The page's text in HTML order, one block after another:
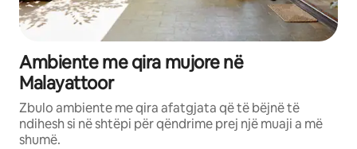
Ambiente me qira mujore në
Malayattoor
Zbulo ambiente me qira afatgjata që të bëjnë të
ndihesh si në shtëpi për qëndrime prej një muaji a më
shumë.